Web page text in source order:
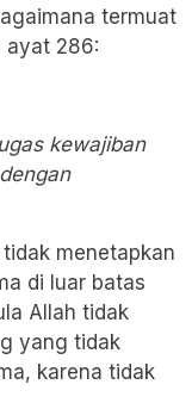
termuat
ayat 286:
kewajiban
menetapkan
di luar batas
Allah tidak
yang tidak
karena tidak